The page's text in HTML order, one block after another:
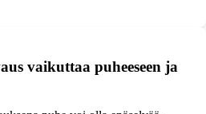
vaikuttaa puheeseen ja